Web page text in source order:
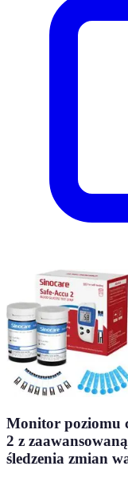
Monitor poziomu
2 z
śledzenia zmian